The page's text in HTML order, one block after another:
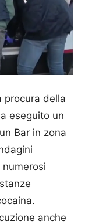
procura della
eseguito un
Bar in zona
anche